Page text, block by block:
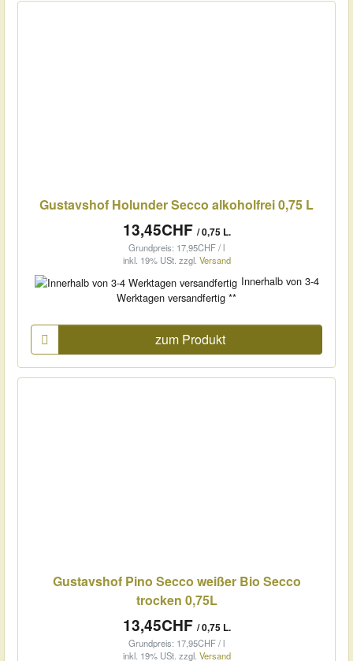
Gustavshof Holunder Secco alkoholfrei 0,75 L
13,45CHF / 0,75 L.
Grundpreis: 17,95CHF / l
inkl. 19% USt. zzgl. Versand
Innerhalb von 3-4
Werktagen versandfertig **
zum Produkt
Gustavshof Pino Secco weißer Bio Secco
trocken 0,75L
13,45CHF / 0,75 L.
Grundpreis: 17,95CHF / l
inkl. 19% USt. zzgl. Versand